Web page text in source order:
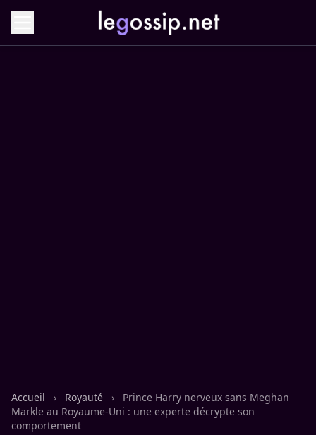
Accueil › Royauté ›
Prince Harry nerveux sans Meghan
Markle au Royaume-Uni : une experte décrypte son
comportement